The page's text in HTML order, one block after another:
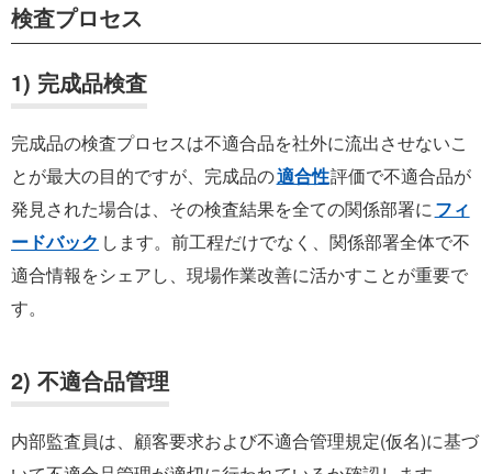
検査プロセス
1) 完成品検査
完成品の検査プロセスは不適合品を社外に流出させないこ
とが最大の目的ですが、完成品の適合性評価で不適合品が
発見された場合は、その検査結果を全ての関係部署にフィ
ードバック します。前工程だけでなく、関係部署全体で不
適合情報をシェアし、現場作業改善に活かすことが重要で
す。
2) 不適合品管理
内部監査員は、顧客要求および不適合管理規定(仮名)に基づ